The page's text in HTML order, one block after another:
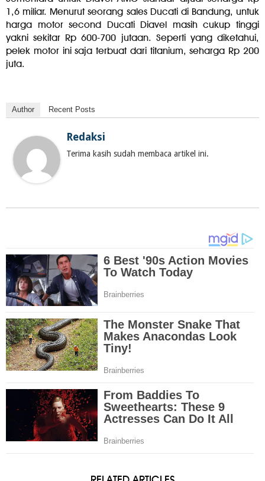
1,6 miliar. Menurut seorang sales Ducati di Bandung, untuk
harga motor second Ducati Diavel masih cukup tinggi
yakni sekitar Rp 600-700 jutaan. Seperti yang diketahui,
pelek motor ini saja terbuat dari titanium, seharga Rp 200
juta.
Author Recent Posts
Redaksi
Terima kasih sudah membaca artikel ini.